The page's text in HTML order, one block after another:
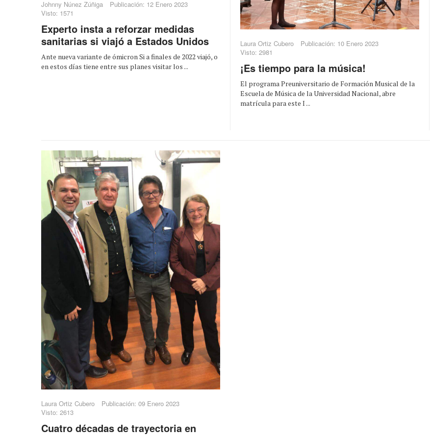
Johnny Núnez Zúñiga
Publicación: 12 Enero 2023
Visto: 1571
Experto insta a reforzar medidas
sanitarias si viajó a Estados Unidos
Ante nueva variante de ómicron Si a finales de 2022 viajó, o
en estos días tiene entre sus planes visitar los ...
Laura Ortiz Cubero
Publicación: 10 Enero 2023
Visto: 2981
¡Es tiempo para la música!
El programa Preuniversitario de Formación Musical de la
Escuela de Música de la Universidad Nacional, abre
matrícula para este I ...
Laura Ortiz Cubero
Publicación: 09 Enero 2023
Visto: 2613
Cuatro décadas de trayectoria en